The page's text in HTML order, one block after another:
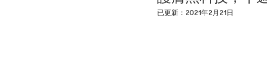
已更新： 2021年2月21日